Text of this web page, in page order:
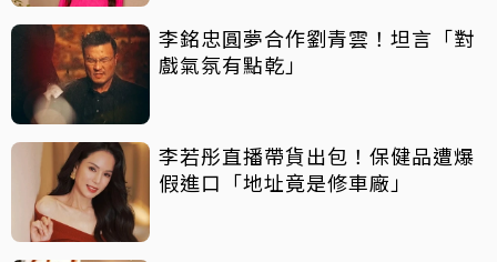
李銘忠圓夢合作劉青雲！坦言「對
戲氣氛有點乾」
李若彤直播帶貨出包！保健品遭爆
假進口「地址竟是修車廠」